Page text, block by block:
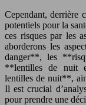
Cependant, derrière
potentiels pour la
ces risques par les
aborderons les
danger**, les
**lentilles de nuit
lentilles de nuit**,
Il est crucial
pour prendre une